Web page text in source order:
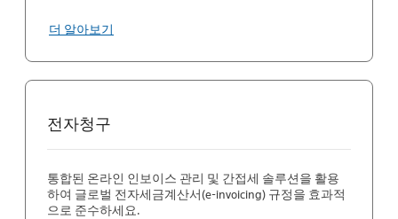
더 알아보기
전자청구
통합된 온라인 인보이스 관리 및 간접세 솔루션을 활용
하여 글로벌 전자세금계산서(e-invoicing) 규정을 효과적
으로 준수하세요.